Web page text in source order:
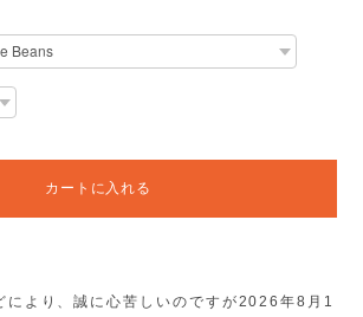
カートに入れる
により、誠に心苦しいのですが2026年8月1